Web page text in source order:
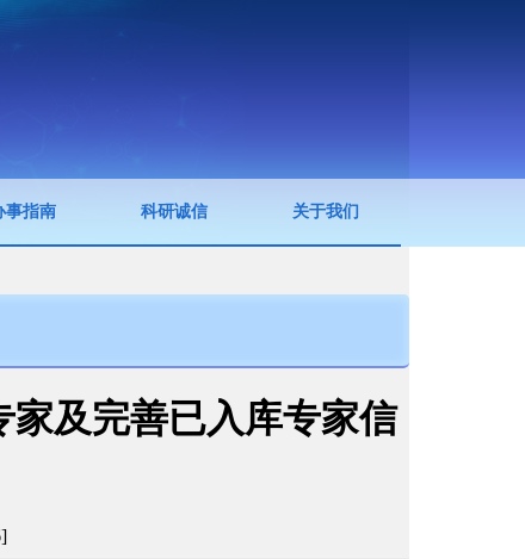
事指南 科研诚信 关于我们
及完善已入库专家信
]